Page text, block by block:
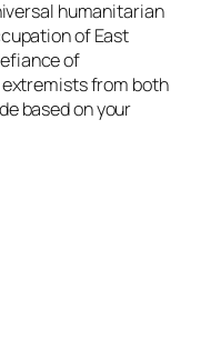
humanitarian
of East
of
extremists from both
based on your